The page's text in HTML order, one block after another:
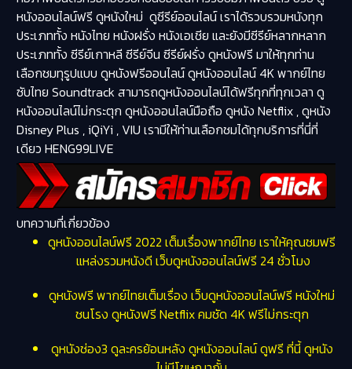
หนังออนไลน์ฟรี ดูหนังใหม่ ดูซีรีย์ออนไลน์ เราได้รวบรวมหนังทุก
ประเภททั้ง หนังไทย หนังฝรั่ง หนังเอเชีย และยังมีซีรีย์หลากหลาก
ประเภททั้ง ซีรีย์เกาหลี ซีรีย์จีน ซีรีย์ฝรั่ง ดูหนังฟรี มาให้ทุกท่าน
เลือกชมทุรูปแบบ ดูหนังฟรีออนไลน์ดูหนังออนไลน์ 4K พากย์ไทย
ซับไทย Soundtrack สามารถดูหนังออนไลน์ได้ฟรีทุกที่ทุกเวลา ดู
หนังออนไลน์ไม่กระตุก ดูหนังออนไลน์มือถือ ดูหนัง Netflix , ดูหนัง
Disney Plus , iQiYi , VIU เรามีให้ท่านเลือกชมได้ทุกบริการที่นี่ที่
เดียว HENG99LIVE
บทความที่เกี่ยวข้อง
ดูหนังออนไลน์ฟรี 2022 เต็มเรื่องพากย์ไทย เราให้คุณชมฟรี
แหล่งรวมหนังดี เว็บดูหนังออนไลน์ฟรี 24 ชั่วโมง
ดูหนังฟรี พากย์ไทยเต็มเรื่อง เว็บดูหนังออนไลน์ฟรี หนังใหม่
ชนโรง ดูหนังฟรี Netflix คมชัด 4K ฟรีไม่กระตุก
ดูหนังช่อง3 ดูละครย้อนหลัง ดูหนังออนไลน์ ดูฟรี ที่นี้ ดูหนัง